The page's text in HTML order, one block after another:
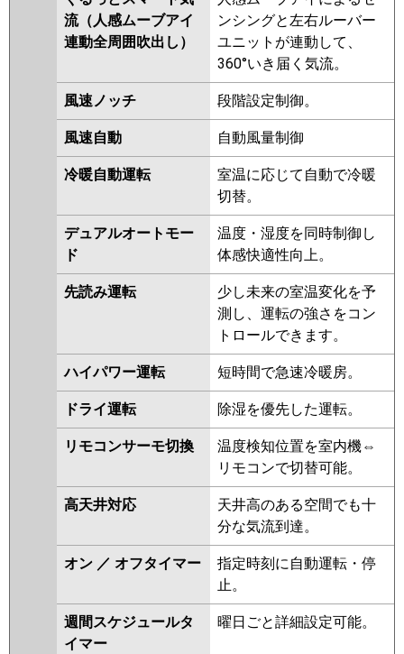
ZRMP140HFG3 PLZX-
DHRMP140HFG2
PLZX-
DHRMP140HF2 PLZX-
DHRMP140H2
PLZX-
ZRMP140HF2 PLZX-
ZRMP140HLF2 PLZX-
ZRMP140HFG2 PLZX-
ZRMP140EFZ PLZX-
ZRMP140ELFZ PLZX-
ZRMP140EFGZ
ZRMP140ELFGZ PLZX-
ZRMP140ELFY PLZX-
ZRMP140EFY PLZX-
ZRMP140EFGY PLZX-
ZRMP140ELFGY
PLZX-
ZRMP140EFV PLZX-
ZRMP140ELFV PLZX-
ZRMP140EFGV PLZX-
ZRMP140ELFGV
PLZX-
ZRMP140ELFR PLZX-
ZRMP140EFGR PLZX-
ZRMP140ELFGR
RCI-GP140RGHP9 RCI-
GP140RGHP8 RCI-GP140RGHP7
RCI-GP140RGHP6 RCI-
GP140RGHP5 RCI-GP140RGHP4
RCI-GP140RGHP3
AP140GHP6-kobe RCI-
AP140GHP6 RCI-GP140RGHP2
流（人感ムーブアイ
連動全周囲吹出し）
ンシングと左右ルーバー
ユニットが連動して、
360°いき届く気流。
風速ノッチ 段階設定制御。
風速自動 自動風量制御
冷暖自動運転
室温に応じて自動で冷暖
切替。
デュアルオートモー
ド
温度・湿度を同時制御し
体感快適性向上。
先読み運転
少し未来の室温変化を予
測し、運転の強さをコン
トロールできます。
ハイパワー運転 短時間で急速冷暖房。
ドライ運転 除湿を優先した運転。
リモコンサーモ切換
温度検知位置を室内機⇔
リモコンで切替可能。
高天井対応
天井高のある空間でも十
分な気流到達。
オン ／ オフタイマー
指定時刻に自動運転・停
止。
週間スケジュールタ
イマー
曜日ごと詳細設定可能。